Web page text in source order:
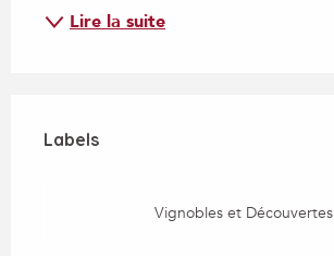
Lire la suite
Labels
Labels
Vignobles et Découvertes